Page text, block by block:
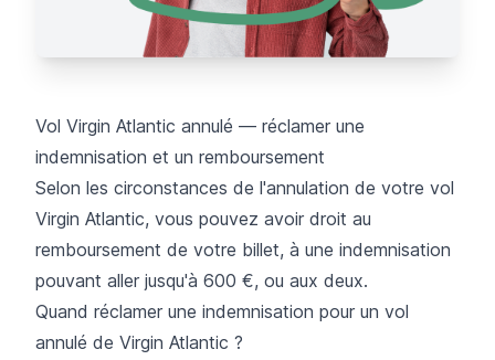
Vol Virgin Atlantic annulé — réclamer une
indemnisation et un remboursement
Selon les circonstances de l'annulation de votre vol
Virgin Atlantic, vous pouvez avoir droit au
remboursement de votre billet, à une indemnisation
pouvant aller jusqu'à 600 €, ou aux deux.
Quand réclamer une indemnisation pour un vol
annulé de Virgin Atlantic ?